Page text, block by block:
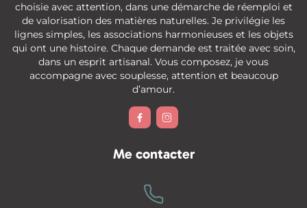
choisie avec attention, dans une démarche de réemploi et
de valorisation des matières naturelles. Je privilégie les
lignes simples, les associations harmonieuses et les objets
qui ont une histoire. Chaque demande est traitée avec soin,
dans un esprit artisanal. Vous composez, je vous
accompagne avec souplesse, attention et beaucoup
d’amour.
 
Me contacter